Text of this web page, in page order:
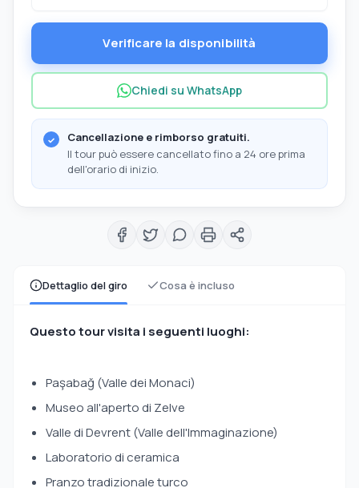
Dettaglio del giro Cosa è incluso
Questo tour visita i seguenti luoghi:
Paşabağ (Valle dei Monaci)
Museo all'aperto di Zelve
Valle di Devrent (Valle dell'Immaginazione)
Laboratorio di ceramica
Pranzo tradizionale turco
Verificare la disponibilità
Chiedi su WhatsApp
Cancellazione e rimborso gratuiti.
Il tour può essere cancellato fino a 24 ore prima
dell'orario di inizio.